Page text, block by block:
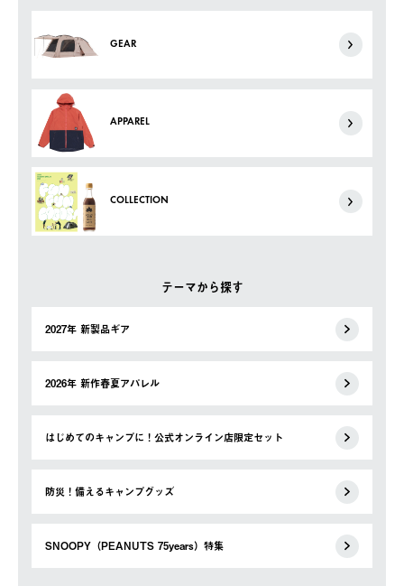
GEAR
APPAREL
COLLECTION
テーマから探す
2027年 新製品ギア
2026年 新作春夏アパレル
はじめてのキャンプに！公式オンライン店限定セット
防災！備えるキャンプグッズ
SNOOPY（PEANUTS 75years）特集